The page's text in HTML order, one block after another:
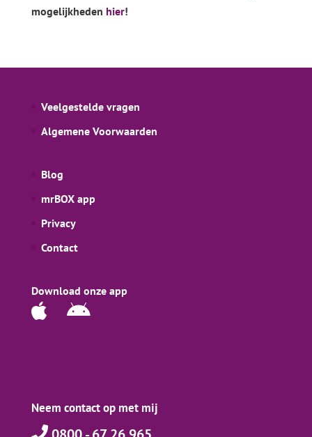
mogelijkheden hier!
Veelgestelde vragen
Algemene Voorwaarden
Blog
mrBOX app
Privacy
Contact
Download onze app
Neem contact op met mij